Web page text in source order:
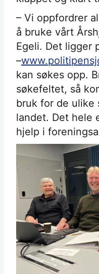
– Vi oppfordrer
å bruke vårt
Egeli. Det ligger
–
kan søkes opp.
søkefeltet, så
bruk for de ulike
landet. Det hele
hjelp i